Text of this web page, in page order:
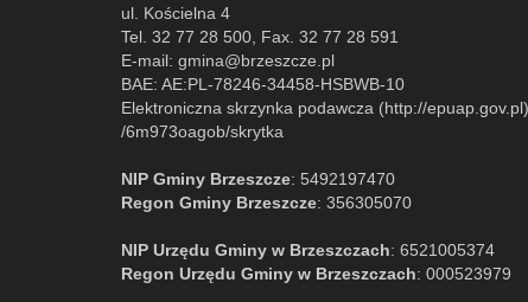
ul. Kościelna 4
Tel. 32 77 28 500, Fax. 32 77 28 591
E-mail: gmina@brzeszcze.pl
BAE: AE:PL-78246-34458-HSBWB-10
Elektroniczna skrzynka podawcza (http://
/6m973oagob/skrytka
NIP Gminy Brzeszcze: 5492197470
Regon Gminy Brzeszcze: 356305070
NIP Urzędu Gminy w Brzeszczach: 6521005374
Regon Urzędu Gminy w Brzeszczach: 000523979